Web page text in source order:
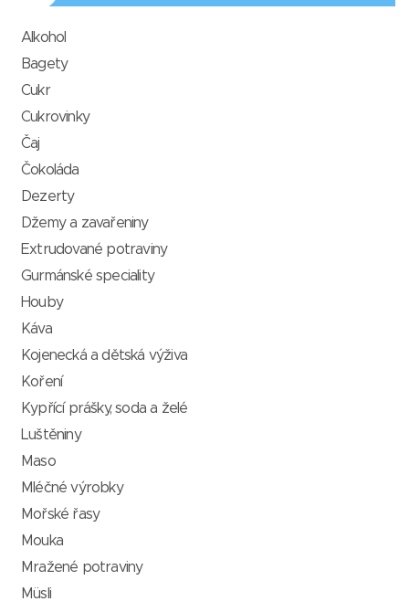
Alkohol
Bagety
Cukr
Cukrovinky
Čaj
Čokoláda
Dezerty
Džemy a zavařeniny
Extrudované potraviny
Gurmánské speciality
Houby
Káva
Kojenecká a dětská výživa
Koření
Kypřící prášky, soda a želé
Luštěniny
Maso
Mléčné výrobky
Mořské řasy
Mouka
Mražené potraviny
Müsli